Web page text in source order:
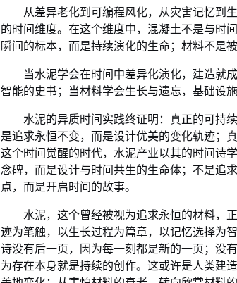
从差异老化到可编程风化，从灾害记忆
的时间维度。在这个维度中，混凝土不是与时
瞬间的标本，而是持续演化的生命；材料不是
当水泥学会在时间中差异化演化，建造就
智能的史书；当材料学会生长与遗忘，基础设
水泥的异质时间实践终证明：真正的可持
是追求永恒不变，而是设计优美的变化轨迹；
这个时间觉醒的时代，水泥产业以其的时间
念碑，而是设计与时间共生的生命体；不是追
点，而是开启时间的故事。
水泥，这个曾经被视为追求永恒的材料
迹为笔触，以生长过程为篇章，以记忆选择为
诗没有后一页，因为每一刻都是新的一页；没
为存在本身就是持续的创作。这或许是人类建